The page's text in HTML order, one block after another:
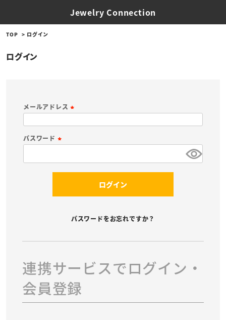
Jewelry Connection
TOP ログイン
ログイン
メールアドレス
須
パスワード
ログイン
パスワードをお忘れですか？
連携サービスでログイン・
会員登録